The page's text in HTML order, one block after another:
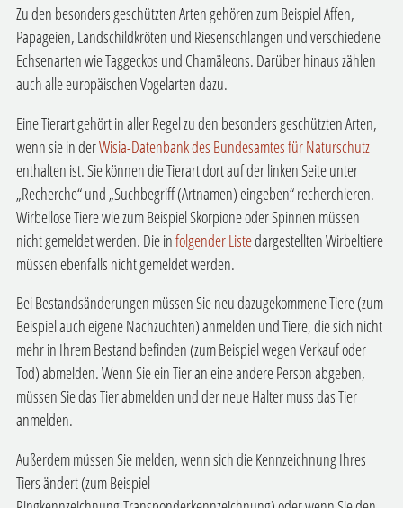
Zu den besonders geschützten Arten gehören zum Beispiel Affen,
Papageien, Landschildkröten und Riesenschlangen und verschiedene
Echsenarten wie Taggeckos und Chamäleons. Darüber hinaus zählen
auch alle europäischen Vogelarten dazu.
Eine Tierart gehört in aller Regel zu den besonders geschützten Arten,
wenn sie in derWisia-Datenbank des Bundesamtes für Naturschutz
enthalten ist. Sie können die Tierart dort auf der linken Seite unter
„Recherche“ und „Suchbegriff (Artnamen) eingeben“ recherchieren.
Wirbellose Tiere wie zum Beispiel Skorpione oder Spinnen müssen
nicht gemeldet werden. Die infolgender Listedargestellten Wirbeltiere
müssen ebenfalls nicht gemeldet werden.
Bei Bestandsänderungen müssen Sie neu dazugekommene Tiere (zum
Beispiel auch eigene Nachzuchten) anmelden und Tiere, die sich nicht
mehr in Ihrem Bestand befinden (zum Beispiel wegen Verkauf oder
Tod) abmelden. Wenn Sie ein Tier an eine andere Person abgeben,
müssen Sie das Tier abmelden und der neue Halter muss das Tier
anmelden.
Außerdem müssen Sie melden, wenn sich die Kennzeichnung Ihres
Tiers ändert (zum Beispiel